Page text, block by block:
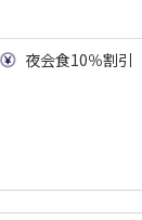
夜会食10％割引